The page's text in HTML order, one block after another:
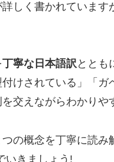
しく書かれています
丁寧な日本語訳ととも
けされている」「ガ
交えながらわかりや
の概念を丁寧に読み
いきましょう!